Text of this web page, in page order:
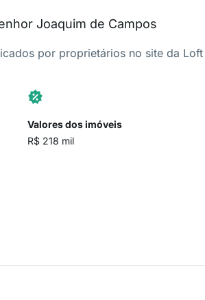
Joaquim de Campos
por proprietários no site da
Valores dos imóveis
R$ 218 mil